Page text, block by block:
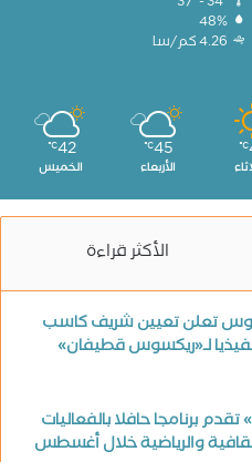
48%
4.26 كم/سا
℃
45
℃
الأربعاء
42
℃
الخميس
الأكثر قراءة
تعلن تعيين شريف كاسب
لـ«ريكسوس قطيفان»
برنامجا حافلا بالفعاليات
والرياضية خلال أغسطس